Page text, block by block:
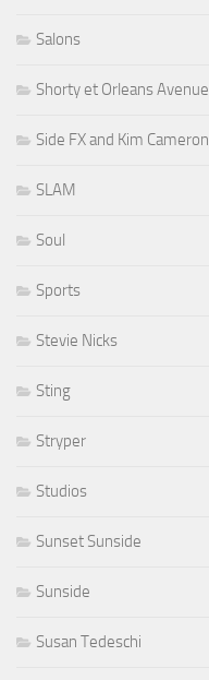
Salons
Shorty et Orleans Avenue
Side FX and Kim Cameron
SLAM
Soul
Sports
Stevie Nicks
Sting
Stryper
Studios
Sunset Sunside
Sunside
Susan Tedeschi